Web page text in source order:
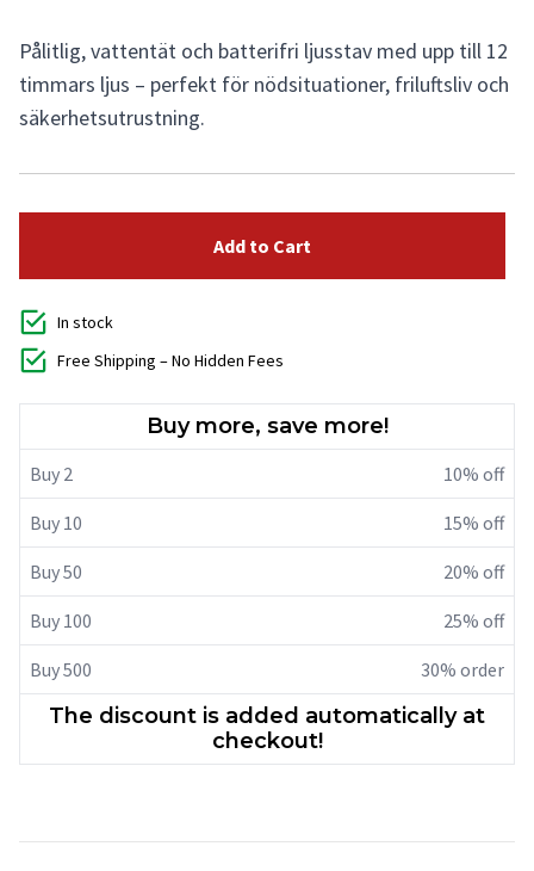
Pålitlig, vattentät och batterifri ljusstav med upp till 12
timmars ljus – perfekt för nödsituationer, friluftsliv och
säkerhetsutrustning.
Add to Cart
In stock
Free Shipping – No Hidden Fees
Buy more, save more!
Buy 2 10% off
Buy 10 15% off
Buy 50 20% off
Buy 100 25% off
Buy 500 30% order
The discount is added automatically at
checkout!